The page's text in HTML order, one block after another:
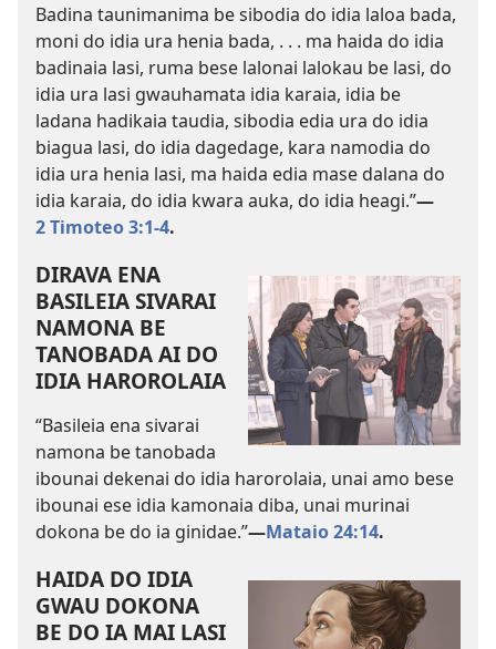
Badina taunimanima be sibodia do idia laloa bada,
moni do idia ura henia bada, . . . ma haida do idia
badinaia lasi, ruma bese lalonai lalokau be lasi, do
idia ura lasi gwauhamata idia karaia, idia be
ladana hadikaia taudia, sibodia edia ura do idia
biagua lasi, do idia dagedage, kara namodia do
idia ura henia lasi, ma haida edia mase dalana do
idia karaia, do idia kwara auka, do idia heagi.”​—
2 Timoteo 3:1-4.
DIRAVA ENA
BASILEIA SIVARAI
NAMONA BE
TANOBADA AI DO
IDIA HAROROLAIA
“Basileia ena sivarai
namona be tanobada
ibounai dekenai do idia harorolaia, unai amo bese
ibounai ese idia kamonaia diba, unai murinai
dokona be do ia ginidae.”​—Mataio 24:14.
HAIDA DO IDIA
GWAU DOKONA
BE DO IA MAI LASI